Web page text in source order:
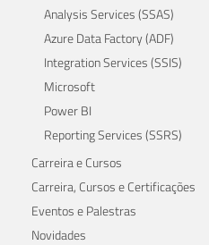
Analysis Services (SSAS)
Azure Data Factory (ADF)
Integration Services (SSIS)
Microsoft
Power BI
Reporting Services (SSRS)
Carreira e Cursos
Carreira, Cursos e Certificações
Eventos e Palestras
Novidades